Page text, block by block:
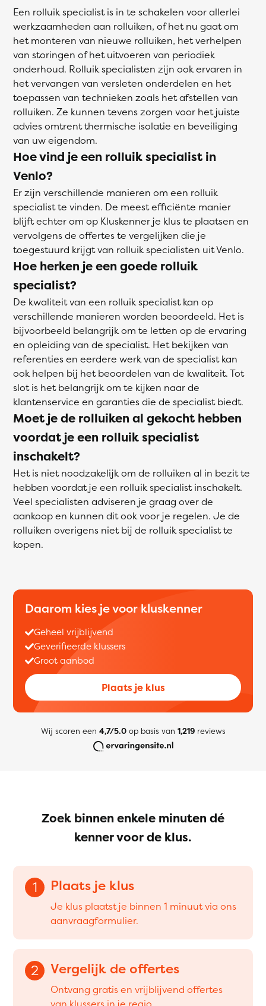
Een rolluik specialist is in te schakelen voor allerlei
werkzaamheden aan rolluiken, of het nu gaat om
het monteren van nieuwe rolluiken, het verhelpen
van storingen of het uitvoeren van periodiek
onderhoud. Rolluik specialisten zijn ook ervaren in
het vervangen van versleten onderdelen en het
toepassen van technieken zoals het afstellen van
rolluiken. Ze kunnen tevens zorgen voor het juiste
advies omtrent thermische isolatie en beveiliging
van uw eigendom.
Hoe vind je een rolluik specialist in
Venlo?
Er zijn verschillende manieren om een rolluik
specialist te vinden. De meest efficiënte manier
blijft echter om op Kluskenner je klus te plaatsen en
vervolgens de offertes te vergelijken die je
toegestuurd krijgt van rolluik specialisten uit Venlo.
Hoe herken je een goede rolluik
specialist?
De kwaliteit van een rolluik specialist kan op
verschillende manieren worden beoordeeld. Het is
bijvoorbeeld belangrijk om te letten op de ervaring
en opleiding van de specialist. Het bekijken van
referenties en eerdere werk van de specialist kan
ook helpen bij het beoordelen van de kwaliteit. Tot
slot is het belangrijk om te kijken naar de
klantenservice en garanties die de specialist biedt.
Moet je de rolluiken al gekocht hebben
voordat je een rolluik specialist
inschakelt?
Het is niet noodzakelijk om de rolluiken al in bezit te
hebben voordat je een rolluik specialist inschakelt.
Veel specialisten adviseren je graag over de
aankoop en kunnen dit ook voor je regelen. Je de
rolluiken overigens niet bij de rolluik specialist te
kopen.
Daarom kies je voor kluskenner
Geheel vrijblijvend
Geverifieerde klussers
Groot aanbod
Plaats je klus
Wij scoren een 4,7/5.0op basis van 1,219reviews
Zoek binnen enkele minuten dé
kenner voor de klus.
1 Plaats je klus
Je klus plaatst je binnen 1 minuut via ons
aanvraagformulier.
2 Vergelijk de offertes
Ontvang gratis en vrijblijvend offertes